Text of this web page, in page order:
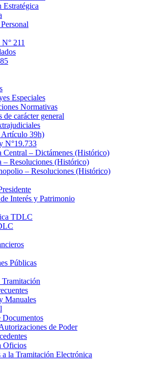
Estratégica
211
Especiales
Normativas
de carácter general
Artículo 39h)
N°19.733
Central – Dictámenes (Histórico)
– Resoluciones (Histórico)
– Resoluciones (Histórico)
Interés y Patrimonio
TDLC
Públicas
Tramitación
Manuales
Documentos
de Poder
Oficios
a la Tramitación Electrónica